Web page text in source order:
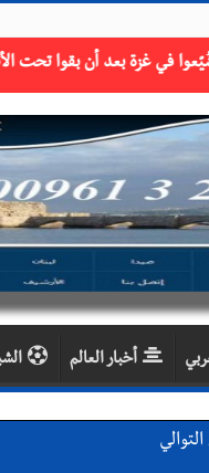
أخبار العالم